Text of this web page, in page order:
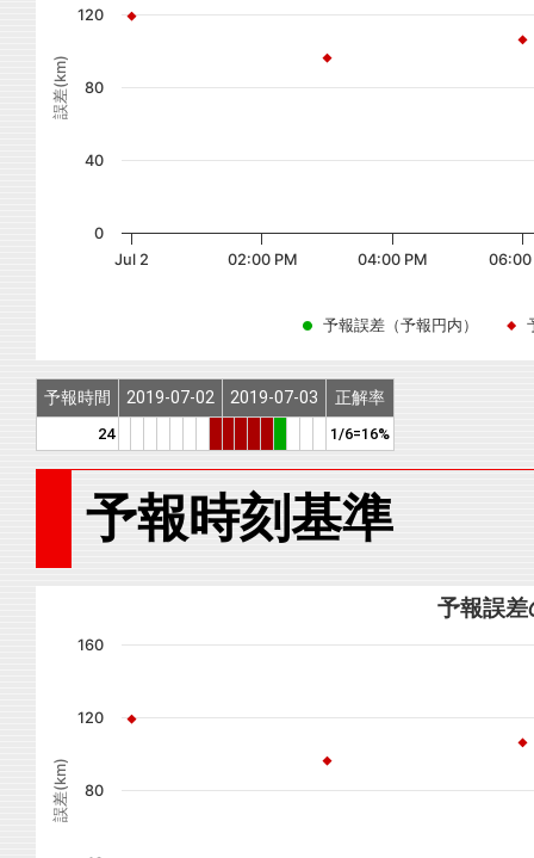
誤差(km)
予報誤差（予報円内）
Jul 2 02:00 PM 04:00 PM 06:00
0
40
80
120
予報時間 2019-07-02 2019-07-03 正解率
24 1/6=16%
予報時刻基準
誤差(km)
予報誤
80
120
160